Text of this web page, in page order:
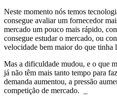
Neste momento nós temos
consegue avaliar um fornecedor
mercado um pouco mais rápido,
consegue estudar o mercado, ou
velocidade bem maior do que tinha
Mas a dificuldade mudou, e o que
já não têm mais tanto tempo para
demanda aumentou, a pressão
competição de mercado. _